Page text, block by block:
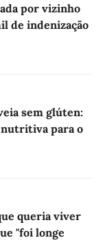
por vizinho
de indenização
sem glúten:
para o
queria viver
"foi longe